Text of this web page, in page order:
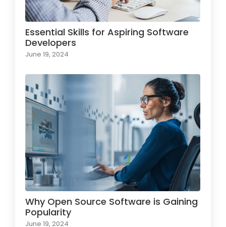
Essential Skills for Aspiring Software
Developers
June 19, 2024
Why Open Source Software is Gaining
Popularity
June 19, 2024